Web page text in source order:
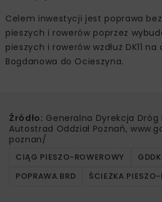
Celem inwestycji jest poprawa
pieszych i rowerów poprzez
pieszych i rowerów wzdłuż DK11
Bogdanowa do Ocieszyna.
Źródło: Generalna Dyrekcja Dróg
Autostrad Oddział Poznań,
poznan/
CIĄG PIESZO-ROWEROWY
POPRAWA BRD
ŚCIEŻKA